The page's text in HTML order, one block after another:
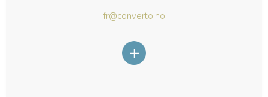
fr@converto.no